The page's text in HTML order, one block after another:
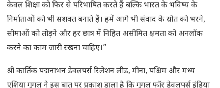
केवल शिक्षा को फिर से परिभाषित करते हैं बल्कि भारत के भविष्य के
निर्माताओं को भी सशक्त बनाते हैं। हमें आगे भी संवाद के स्रोत को भरने,
सीमाओं को तोड़ने और हर छात्र में निहित असीमित क्षमता को अनलॉक
करने का काम जारी रखना चाहिए।”
श्री कार्तिक पद्मनाभन डेवलपर्स रिलेशन लीड, मीना, पश्चिम और मध्य
एशिया गूगल ने इस बात पर प्रकाश डाला है कि गूगल फॉर डेवलपर्स इंडिया